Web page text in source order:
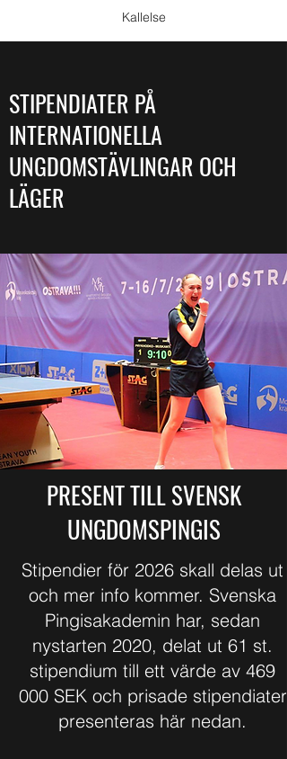
Kallelse
STIPENDIATER PÅ
INTERNATIONELLA
UNGDOMSTÄVLINGAR OCH
LÄGER
PRESENT TILL SVENSK
UNGDOMSPINGIS
Stipendier för 2026 skall delas ut
och mer info kommer. Svenska
Pingisakademin har, sedan
nystarten 2020, delat ut 61 st.
stipendium till ett värde av 469
000 SEK och prisade stipendiater
presenteras här nedan.